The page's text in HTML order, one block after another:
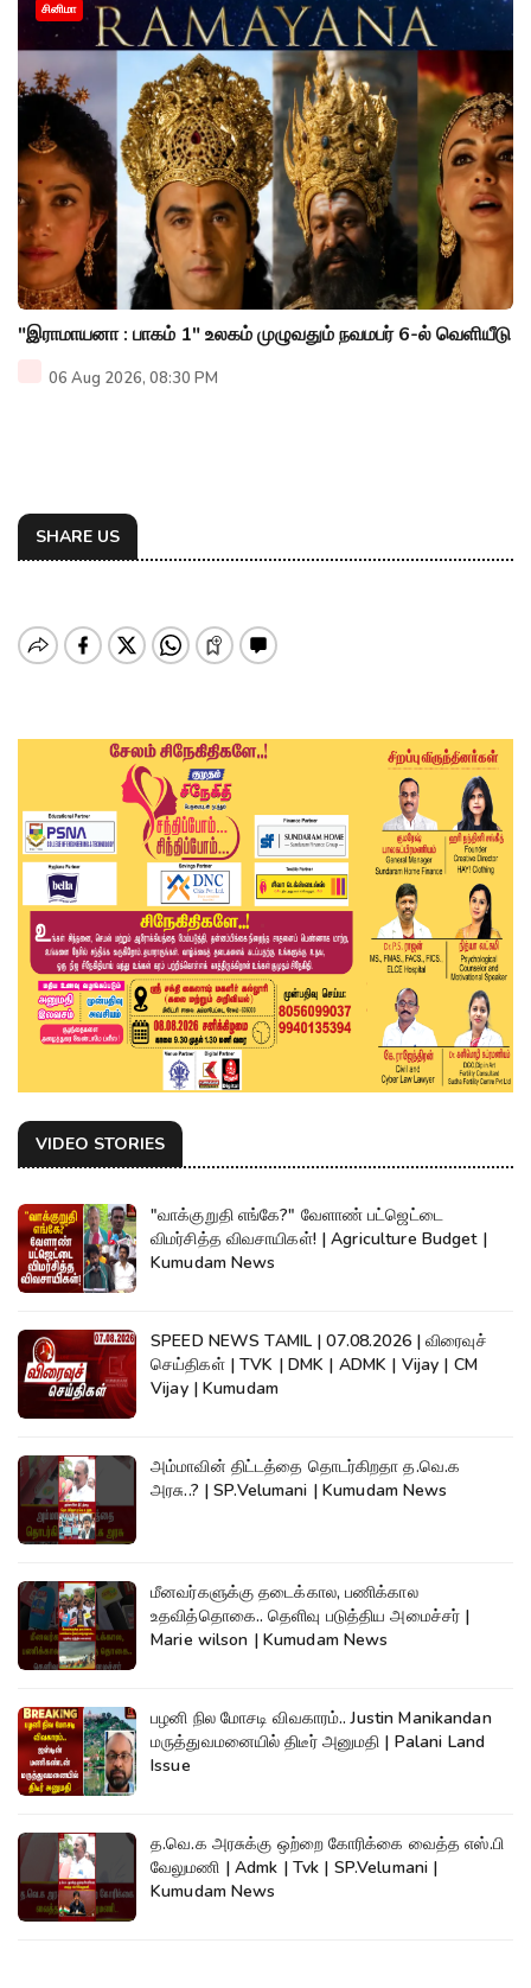
சினிமா
"இராமாயனா : பாகம் 1" உலகம் முழுவதும் நவமபர் 6-ல் வெளியீடு
06 Aug 2026, 08:30 PM
SHARE US
VIDEO STORIES
"வாக்குறுதி எங்கே?" வேளாண் பட்ஜெட்டை
விமர்சித்த விவசாயிகள்! | Agriculture Budget |
Kumudam News
SPEED NEWS TAMIL | 07.08.2026 | விரைவுச்
செய்திகள் | TVK | DMK | ADMK | Vijay | CM
Vijay | Kumudam
அம்மாவின் திட்டத்தை தொடர்கிறதா த.வெ.க
அரசு..? | SP.Velumani | Kumudam News
மீனவர்களுக்கு தடைக்கால, பணிக்கால
உதவித்தொகை.. தெளிவு படுத்திய அமைச்சர் |
Marie wilson | Kumudam News
பழனி நில மோசடி விவகாரம்.. Justin Manikandan
மருத்துவமனையில் திடீர் அனுமதி | Palani Land
Issue
த.வெ.க அரசுக்கு ஒற்றை கோரிக்கை வைத்த எஸ்.பி
வேலுமணி | Admk | Tvk | SP.Velumani |
Kumudam News